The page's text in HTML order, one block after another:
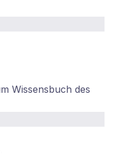
Wissensbuch des